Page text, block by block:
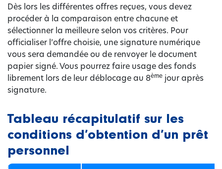
Dès lors les différentes offres reçues, vous devez
procéder à la comparaison entre chacune et
sélectionner la meilleure selon vos critères. Pour
officialiser l’offre choisie, une signature numérique
vous sera demandée ou de renvoyer le document
papier signé. Vous pourrez faire usage des fonds
librement lors de leur déblocage au 8ème jour après
signature.
Tableau récapitulatif sur les
conditions d’obtention d’un prêt
personnel